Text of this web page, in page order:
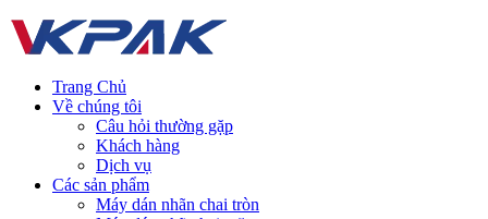
Trang Chủ
Về chúng tôi
Câu hỏi thường gặp
Khách hàng
Dịch vụ
Các sản phẩm
Máy dán nhãn chai tròn